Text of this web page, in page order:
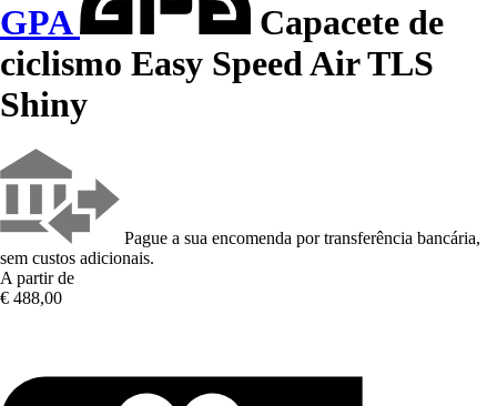
GPA
Capacete de
ciclismo Easy Speed Air TLS
Shiny
Pague a sua encomenda por transferência bancária,
sem custos adicionais.
A partir de
€ 488,00